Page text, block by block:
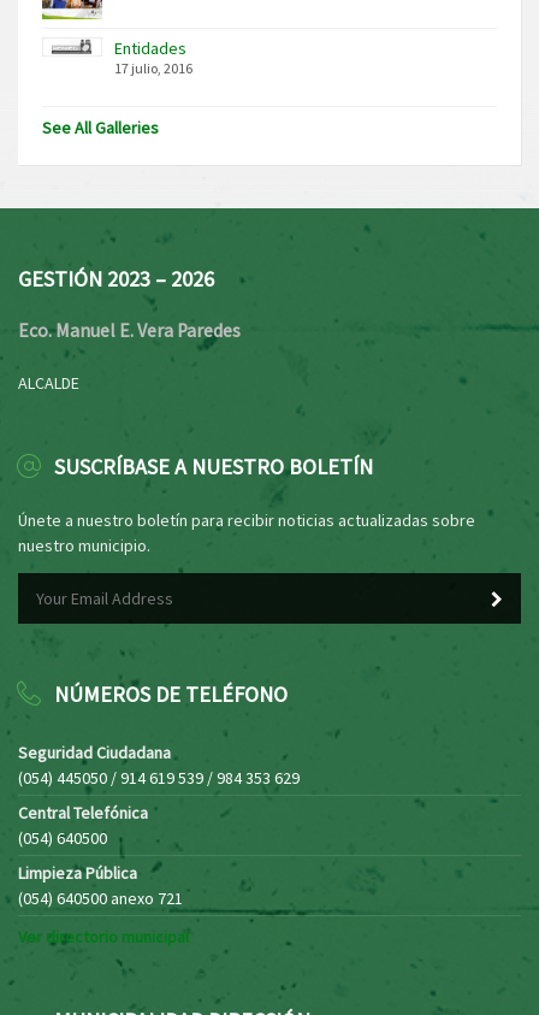
Entidades
17 julio, 2016
See All Galleries
GESTIÓN 2023 – 2026
Eco. Manuel E. Vera Paredes
ALCALDE
SUSCRÍBASE A NUESTRO BOLETÍN
Únete a nuestro boletín para recibir noticias actualizadas sobre
nuestro municipio.
NÚMEROS DE TELÉFONO
Seguridad Ciudadana
(054) 445050 / 914 619 539 / 984 353 629
Central Telefónica
(054) 640500
Limpieza Pública
(054) 640500 anexo 721
Ver directorio municipal